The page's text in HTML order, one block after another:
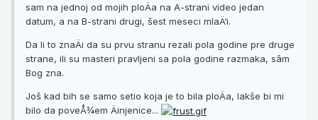
sam na jednoj od mojih ploÄa na A-strani video jedan
datum, a na B-strani drugi, šest meseci mlaÄ‘i.
Da li to znaÄi da su prvu stranu rezali pola godine pre druge
strane, ili su masteri pravljeni sa pola godine razmaka, sâm
Bog zna.
Još kad bih se samo setio koja je to bila ploÄa, lakše bi mi
bilo da poveÅ¾em Äinjenice...